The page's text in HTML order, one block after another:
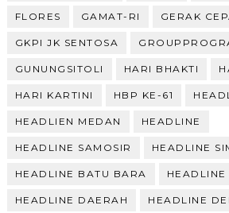
FLORES GAMAT-RI GERAK
GKPI JK SENTOSA
GUNUNGSITOLI HARI BHAKTI
HARI KARTINI HBP KE-61
HEADLIEN MEDAN HEADLINE
HEADLINE SAMOSIR HEADLINE
HEADLINE BATU BARA
HEADLINE DAERAH HEADLINE